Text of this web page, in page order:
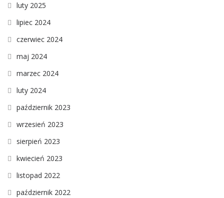
luty 2025
lipiec 2024
czerwiec 2024
maj 2024
marzec 2024
luty 2024
październik 2023
wrzesień 2023
sierpień 2023
kwiecień 2023
listopad 2022
październik 2022